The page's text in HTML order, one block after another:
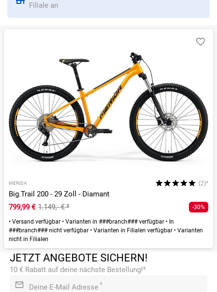
Filiale an
MERIDA (2)*
Big.Trail 200 - 29 Zoll - Diamant
799,99 € 1.149,- €² -30%
• Versand verfügbar • Varianten in ###branch### verfügbar • In
###branch### nicht verfügbar • Varianten in Filialen verfügbar • Varianten
nicht in Filialen
JETZT ANGEBOTE SICHERN!
10 € Rabatt auf deine nächste Bestellung!³
Deine E-Mail Adresse *